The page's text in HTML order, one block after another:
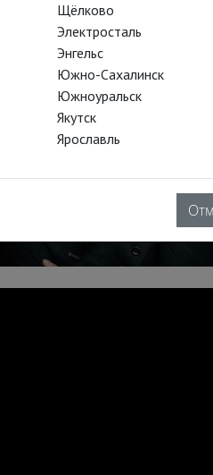
Щёлково
Электросталь
Энгельс
Южно-Сахалинск
Южноуральск
Якутск
Ярославль